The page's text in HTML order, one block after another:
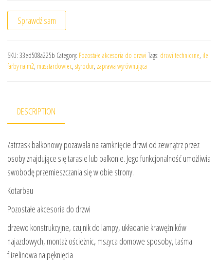
Sprawdź sam
SKU: 33ed508a225b Category: Pozostałe akcesoria do drzwi Tags: drzwi techniczne, ile
farby na m2, musztardowiec, styrodur, zaprawa wyrównująca
DESCRIPTION
Zatrzask balkonowy pozawala na zamknięcie drzwi od zewnątrz przez
osoby znajdujące się tarasie lub balkonie. Jego funkcjonalność umożliwia
swobodę przemieszczania się w obie strony.
Kotarbau
Pozostałe akcesoria do drzwi
drzewo konstrukcyjne, czujnik do lampy, układanie krawężników
najazdowych, montaż ościeżnic, mszyca domowe sposoby, taśma
flizelinowa na pęknięcia